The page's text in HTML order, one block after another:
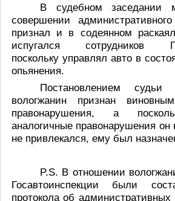
В судебном заседании
совершении
признал и в содеянном
испугался сотрудников
поскольку управлял авто в
опьянения.
Постановлением судьи
вологжанин признан
правонарушения, а
аналогичные правонарушения он
не привлекался, ему был
P.S. В отношении
Госавтоинспекции были
протокола об